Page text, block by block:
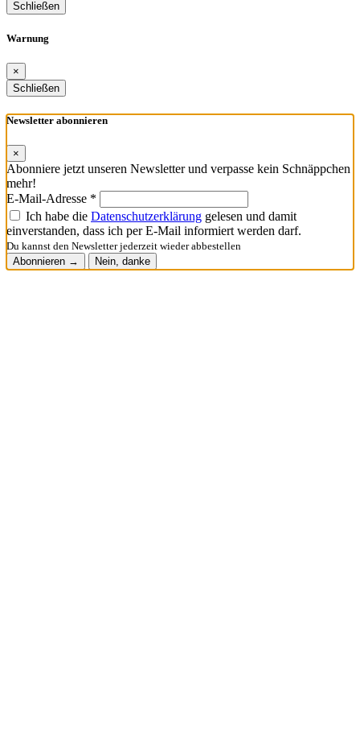
Schließen
Warnung
×
Schließen
Newsletter abonnieren
×
Abonniere jetzt unseren Newsletter und verpasse kein Schnäppchen
mehr!
E-Mail-Adresse *
Ich habe die Datenschutzerklärung gelesen und damit
einverstanden, dass ich per E-Mail informiert werden darf.
Du kannst den Newsletter jederzeit wieder abbestellen
Abonnieren →
Nein, danke